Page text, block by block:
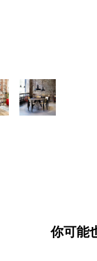
你可能